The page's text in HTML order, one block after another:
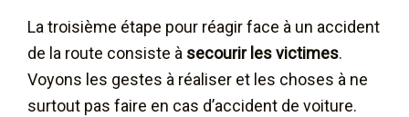
La troisième étape pour réagir face à un accident
de la route consiste à secourir les victimes.
Voyons les gestes à réaliser et les choses à ne
surtout pas faire en cas d’accident de voiture.